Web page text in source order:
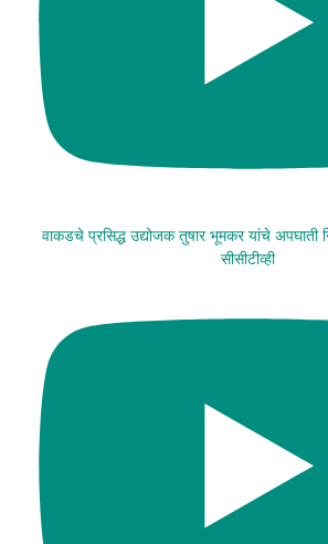
वाकडचे प्रसिद्ध उद्योजक तुषार भूमकर यांचे अपघाती
सीसीटीव्ही